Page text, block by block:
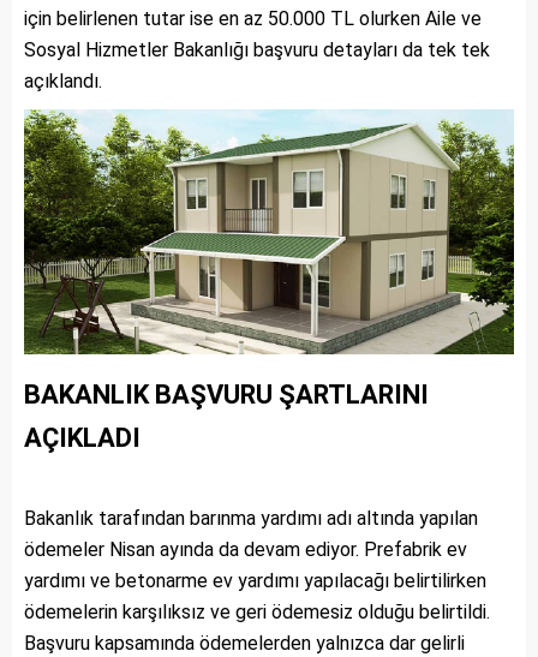
için belirlenen tutar ise en az 50.000 TL olurken Aile ve
Sosyal Hizmetler Bakanlığı başvuru detayları da tek tek
açıklandı.
BAKANLIK BAŞVURU ŞARTLARINI
AÇIKLADI
Bakanlık tarafından barınma yardımı adı altında yapılan
ödemeler Nisan ayında da devam ediyor. Prefabrik ev
yardımı ve betonarme ev yardımı yapılacağı belirtilirken
ödemelerin karşılıksız ve geri ödemesiz olduğu belirtildi.
Başvuru kapsamında ödemelerden yalnızca dar gelirli